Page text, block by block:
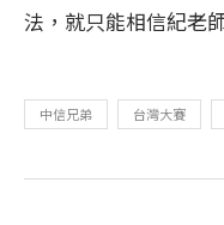
法，就只能相信紀老
中信兄弟 台灣大賽